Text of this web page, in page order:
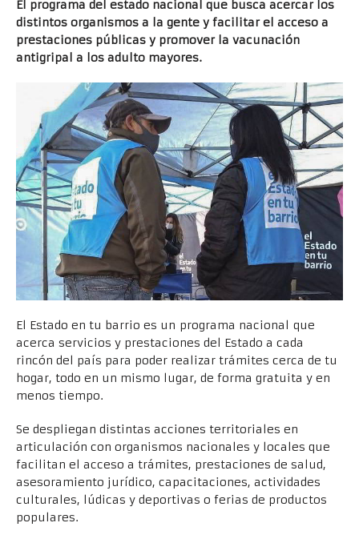
El programa del estado nacional que busca acercar los
distintos organismos a la gente y facilitar el acceso a
prestaciones públicas y promover la vacunación
antigripal a los adulto mayores.
El Estado en tu barrio es un programa nacional que
acerca servicios y prestaciones del Estado a cada
rincón del país para poder realizar trámites cerca de tu
hogar, todo en un mismo lugar, de forma gratuita y en
menos tiempo.
Se despliegan distintas acciones territoriales en
articulación con organismos nacionales y locales que
facilitan el acceso a trámites, prestaciones de salud,
asesoramiento jurídico, capacitaciones, actividades
culturales, lúdicas y deportivas o ferias de productos
populares.